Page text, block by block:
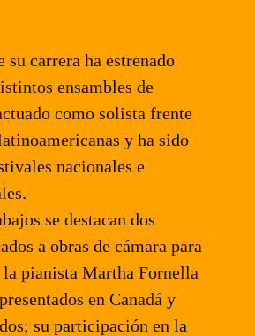
su carrera ha estrenado
ensambles de
como solista frente
y ha sido
nacionales e
se destacan dos
a obras de cámara para
pianista Martha Fornella
en Canadá y
su participación en la